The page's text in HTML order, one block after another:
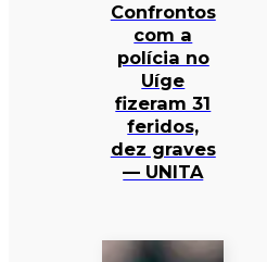
Confrontos
com a
polícia no
Uíge
fizeram 31
feridos,
dez graves
— UNITA